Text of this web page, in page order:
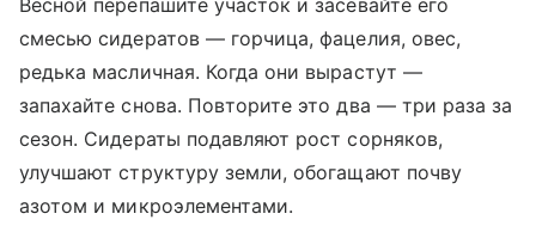
Весной перепашите участок и засевайте его
смесью сидератов — горчица, фацелия, овес,
редька масличная. Когда они вырастут —
запахайте снова. Повторите это два — три раза за
сезон. Сидераты подавляют рост сорняков,
улучшают структуру земли, обогащают почву
азотом и микроэлементами.